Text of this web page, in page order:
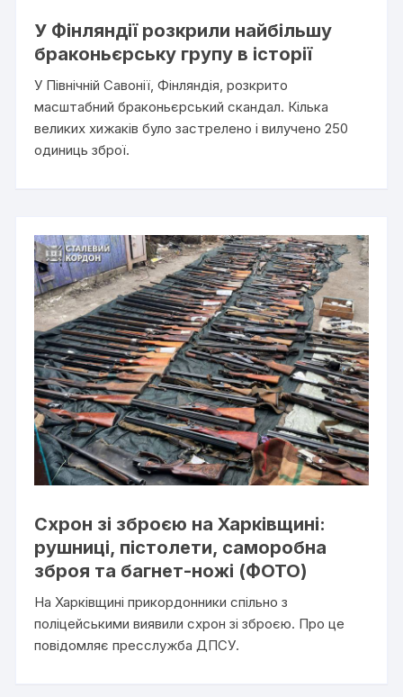
У Фінляндії розкрили найбільшу
браконьєрську групу в історії
У Північній Савонії, Фінляндія, розкрито
масштабний браконьєрський скандал. Кілька
великих хижаків було застрелено і вилучено 250
одиниць зброї.
Схрон зі зброєю на Харківщині:
рушниці, пістолети, саморобна
зброя та багнет-ножі (ФОТО)
На Харківщині прикордонники спільно з
поліцейськими виявили схрон зі зброєю. Про це
повідомляє пресслужба ДПСУ.